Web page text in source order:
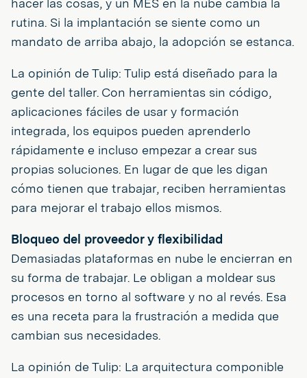
hacer las cosas, y un MES en la nube cambia la
rutina. Si la implantación se siente como un
mandato de arriba abajo, la adopción se estanca.
La opinión de Tulip: Tulip está diseñado para la
gente del taller. Con herramientas sin código,
aplicaciones fáciles de usar y formación
integrada, los equipos pueden aprenderlo
rápidamente e incluso empezar a crear sus
propias soluciones. En lugar de que les digan
cómo tienen que trabajar, reciben herramientas
para mejorar el trabajo ellos mismos.
Bloqueo del proveedor y flexibilidad
Demasiadas plataformas en nube le encierran en
su forma de trabajar. Le obligan a moldear sus
procesos en torno al software y no al revés. Esa
es una receta para la frustración a medida que
cambian sus necesidades.
La opinión de Tulip: La arquitectura componible